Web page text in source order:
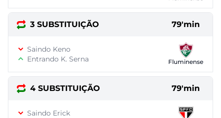
3 SUBSTITUIÇÃO 79'min
Saindo Keno
Entrando K. Serna
Fluminense
4 SUBSTITUIÇÃO 79'min
Saindo Erick